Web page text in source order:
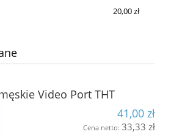
20,00 zł
Video Port THT
41,00 zł
Cena netto: 33,33 zł